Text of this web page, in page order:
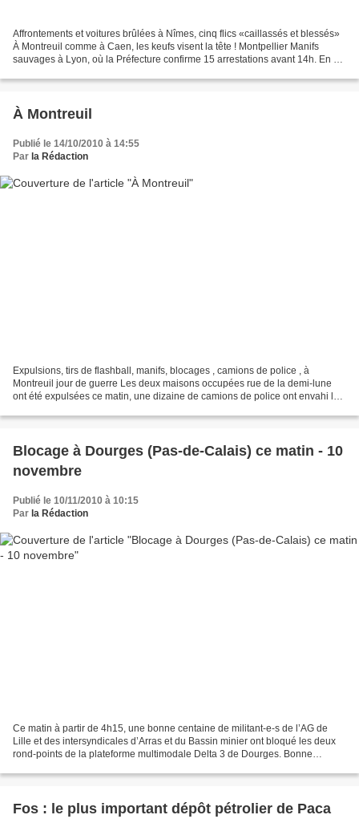
Affrontements et voitures brûlées à Nîmes, cinq flics «caillassés et blessés»
À Montreuil comme à Caen, les keufs visent la tête ! Montpellier Manifs
sauvages à Lyon, où la Préfecture confirme 15 arrestations avant 14h. En ce
À Montreuil
Publié le 14/10/2010 à 14:55
Par la Rédaction
Expulsions, tirs de flashball, manifs, blocages , camions de police , à
Montreuil jour de guerre Les deux maisons occupées rue de la demi-lune
ont été expulsées ce matin, une dizaine de camions de police ont envahi la
Blocage à Dourges (Pas-de-Calais) ce matin - 10
novembre
Publié le 10/11/2010 à 10:15
Par la Rédaction
Ce matin à partir de 4h15, une bonne centaine de militant-e-s de l’AG de
Lille et des intersyndicales d’Arras et du Bassin minier ont bloqué les deux
rond-points de la plateforme multimodale Delta 3 de Dourges. Bonne
Fos : le plus important dépôt pétrolier de Paca